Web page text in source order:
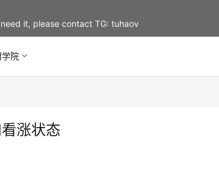
院
涨状态
it, please contact TG: tuhaov